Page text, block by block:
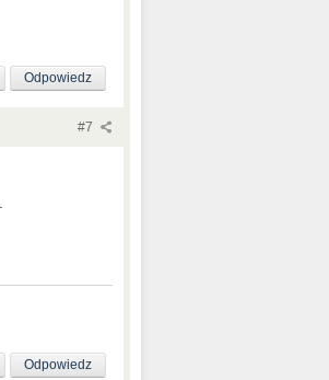
Odpowiedz
#7
Odpowiedz